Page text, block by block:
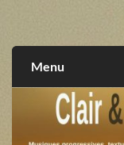
extrêmes,
Menu